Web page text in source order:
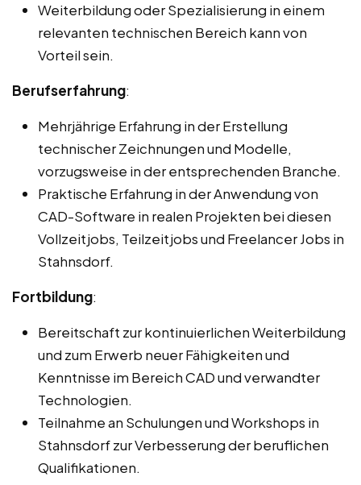
Weiterbildung oder Spezialisierung in einem
relevanten technischen Bereich kann von
Vorteil sein.
Berufserfahrung:
Mehrjährige Erfahrung in der Erstellung
technischer Zeichnungen und Modelle,
vorzugsweise in der entsprechenden Branche.
Praktische Erfahrung in der Anwendung von
CAD-Software in realen Projekten bei diesen
Vollzeitjobs, Teilzeitjobs und Freelancer Jobs in
Stahnsdorf.
Fortbildung:
Bereitschaft zur kontinuierlichen Weiterbildung
und zum Erwerb neuer Fähigkeiten und
Kenntnisse im Bereich CAD und verwandter
Technologien.
Teilnahme an Schulungen und Workshops in
Stahnsdorf zur Verbesserung der beruflichen
Qualifikationen.